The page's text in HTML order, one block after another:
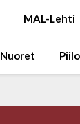
MAL-Lehti
Nuoret